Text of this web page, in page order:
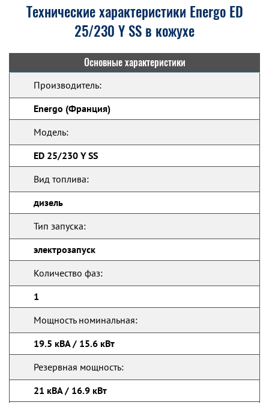
Технические характеристики Energo ED
25/230 Y SS в кожухе
Основные характеристики
Производитель:
Energo (Франция)
Модель:
ED 25/230 Y SS
Вид топлива:
дизель
Тип запуска:
электрозапуск
Количество фаз:
1
Мощность номинальная:
19.5 кВА / 15.6 кВт
Резервная мощность:
21 кВА / 16.9 кВт